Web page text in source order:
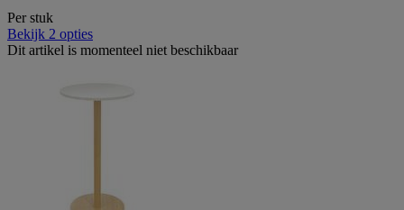
Per stuk
Bekijk 2 opties
Dit artikel is momenteel niet beschikbaar